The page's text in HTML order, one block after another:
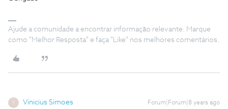
Ajude a comunidade a encontrar informação relevante. Marque
como "Melhor Resposta" e faça "Like" nos melhores comentários.
V Vinicius Simoes Forum|Forum|8 years ago